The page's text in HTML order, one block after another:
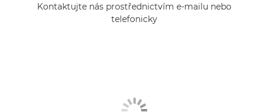
Kontaktujte nás prostřednictvím e-mailu nebo
telefonicky